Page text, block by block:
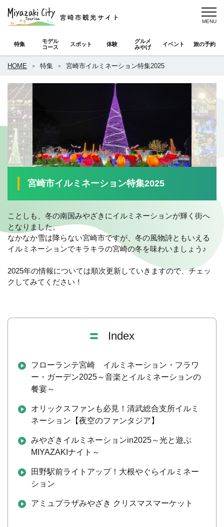
特集
モデル
コース
スポット 体験
グルメ
みやげ
イベント 旅の予約
HOME 特集 宮崎市イルミネーション特集2025
宮崎市イルミネーション特集2025
ことしも、冬の南国みやざきにイルミネーションが輝く街へ
となりました。
なかなか雪は降らない宮崎市ですが、冬の風物詩ともいえる
イルミネーションでキラキラの宮崎の冬を味わいましょう♪
2025年の情報については順次更新していきますので、チェッ
クしてみてください！
Index
フローランテ宮崎 イルミネーション・フラワ
ー・ガーデン2025～音楽とイルミネーションの
餐宴～
オリックスファンも必見！清武総合支所イルミ
ネーション【夜空のファンタジア】
みやざきイルミネーションin2025～光と遊ぶ
MIYAZAKIナイト～
田野駅前ライトアップ！大根やぐらイルミネー
ション
アミュプラザみやざき クリスマスマーケット